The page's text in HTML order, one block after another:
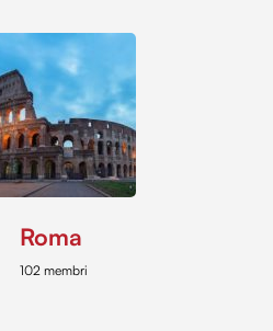
Roma
102 membri